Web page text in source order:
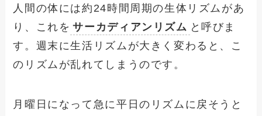
人間の体には約24時間周期の生体リズムがあ
り、これを サーカディアンリズム と呼びま
す。週末に生活リズムが大きく変わると、こ
のリズムが乱れてしまうのです。
月曜日になって急に平日のリズムに戻そうと